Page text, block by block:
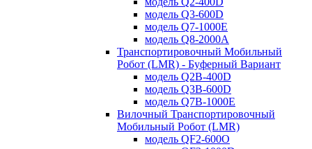
модель Q3-600D
модель Q7-1000E
модель Q8-2000A
Транспортировочный Мобильный
Робот (LMR) - Буферный Вариант
модель Q2B-400D
модель Q3B-600D
модель Q7B-1000E
Вилочный Транспортировочный
Мобильный Робот (LMR)
модель QF2-600O